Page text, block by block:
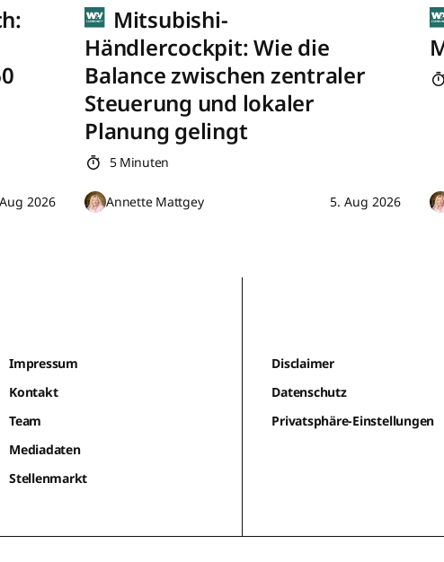
2026
Mitsubishi-
Händlercockpit: Wie die
Balance zwischen zentraler
Steuerung und lokaler
Planung gelingt
5 Minuten
Annette Mattgey 5. Aug 2026
Impressum
Kontakt
Team
Mediadaten
Stellenmarkt
Disclaimer
Datenschutz
Privatsphäre-Einstellungen